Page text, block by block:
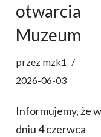
otwarcia
Muzeum
przez mzk1
2026-06-03
Informujemy, że w
dniu 4 czerwca